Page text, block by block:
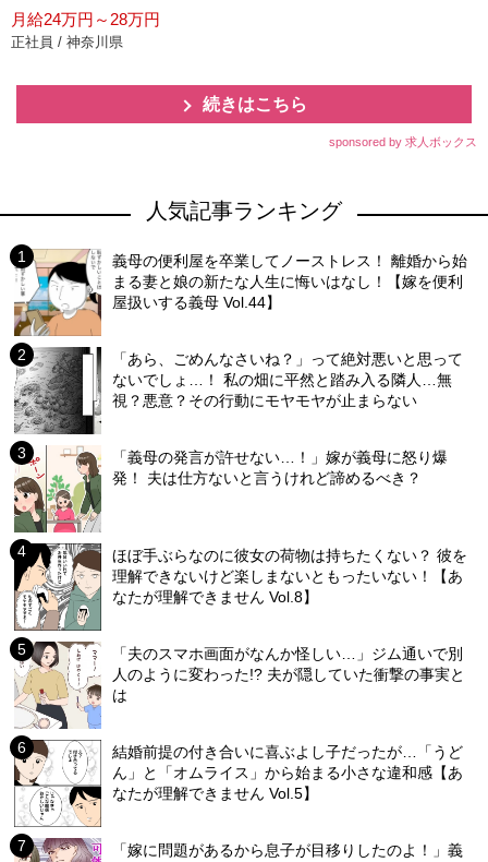
月給24万円～28万円
正社員 / 神奈川県
続きはこちら
sponsored by 求人ボックス
人気記事ランキング
義母の便利屋を卒業してノーストレス！ 離婚から始
まる妻と娘の新たな人生に悔いはなし！【嫁を便利
屋扱いする義母 Vol.44】
「あら、ごめんなさいね？」って絶対悪いと思って
ないでしょ…！ 私の畑に平然と踏み入る隣人…無
視？悪意？その行動にモヤモヤが止まらない
「義母の発言が許せない…！」嫁が義母に怒り爆
発！ 夫は仕方ないと言うけれど諦めるべき？
ほぼ手ぶらなのに彼女の荷物は持ちたくない？ 彼を
理解できないけど楽しまないともったいない！【あ
なたが理解できません Vol.8】
「夫のスマホ画面がなんか怪しい…」ジム通いで別
人のように変わった!? 夫が隠していた衝撃の事実と
は
結婚前提の付き合いに喜ぶよし子だったが…「うど
ん」と「オムライス」から始まる小さな違和感【あ
なたが理解できません Vol.5】
「嫁に問題があるから息子が目移りしたのよ！」義